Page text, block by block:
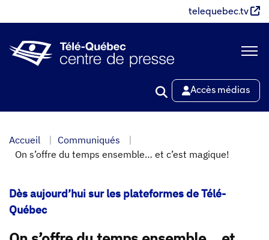
au
principal
telequebec.tv
Accès médias
Accueil
Communiqués
On s’offre du temps ensemble… et c’est magique!
Dès aujourd’hui sur les plateformes de Télé-
Québec